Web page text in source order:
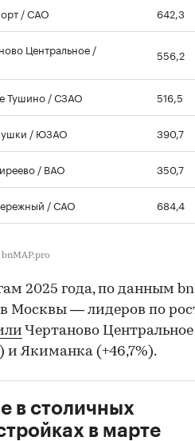
/ САО 642,3
Центральное / 556,2
Тушино / СЗАО 516,5
/ ЮЗАО 390,7
/ ВАО 350,7
/ САО 684,4
2025 года, по данным
Москвы — лидеров по
Чертаново
и Якиманка (+46,7%).
в столичных
в марте